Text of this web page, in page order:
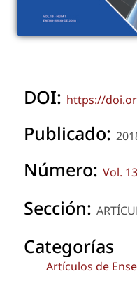
DOI: https://
Publicado:
Número: Vol.
Sección:
Categorías
Artículos de